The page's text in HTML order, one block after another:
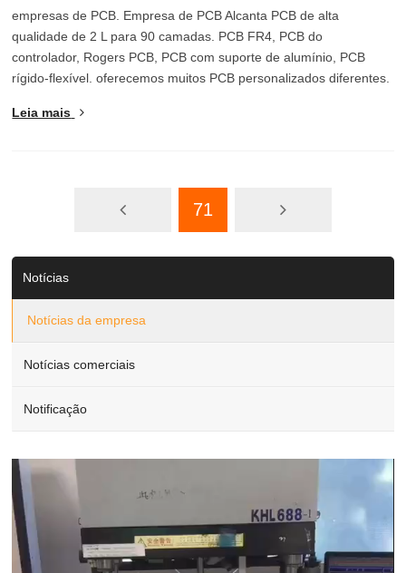
empresas de PCB. Empresa de PCB Alcanta PCB de alta
qualidade de 2 L para 90 camadas. PCB FR4, PCB do
controlador, Rogers PCB, PCB com suporte de alumínio, PCB
rígido-flexível. oferecemos muitos PCB personalizados diferentes.
Leia mais
71
Notícias
Notícias da empresa
Notícias comerciais
Notificação
Video
Player